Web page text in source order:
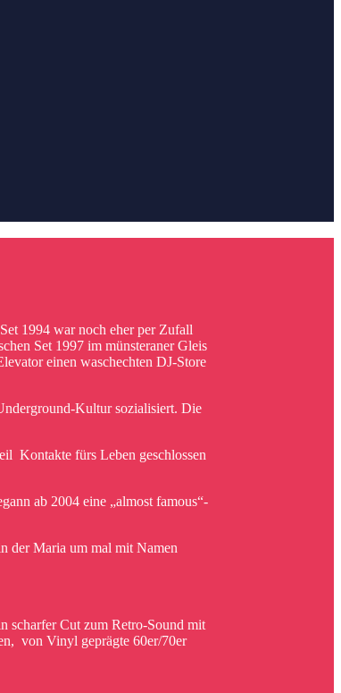
1994 war noch eher per Zufall
Set 1997 im münsteraner Gleis
einen waschechten DJ-Store
Kultur sozialisiert. Die
Kontakte fürs Leben geschlossen
ab 2004 eine „almost famous“-
der Maria um mal mit Namen
scharfer Cut zum Retro-Sound mit
von Vinyl geprägte 60er/70er